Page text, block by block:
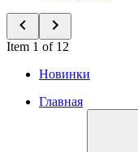
Item 1 of 12
Новинки
Главная